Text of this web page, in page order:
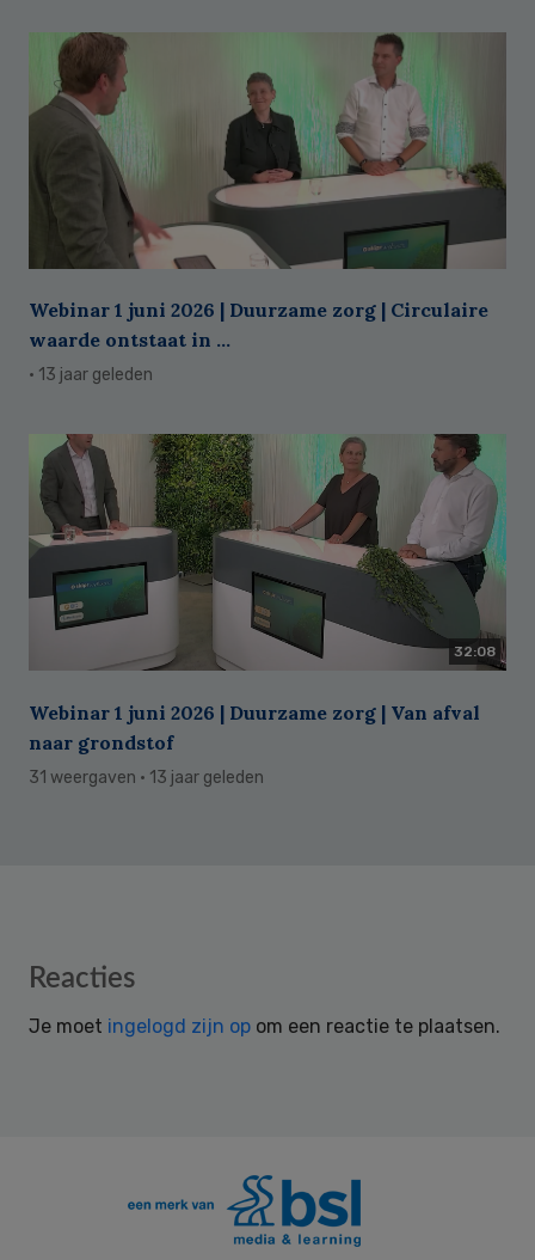
Webinar 1 juni 2026 | Duurzame zorg | Circulaire
waarde ontstaat in ...
· 13 jaar geleden
32:08
Webinar 1 juni 2026 | Duurzame zorg | Van afval
naar grondstof
31 weergaven · 13 jaar geleden
Reader
Reacties
Je moet ingelogd zijn op om een reactie te plaatsen.